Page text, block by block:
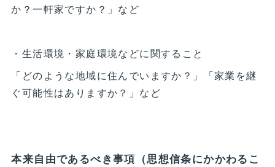
か？一軒家ですか？」など
・生活環境・家庭環境などに関すること
「どのような地域に住んでいますか？」「家業を継
ぐ可能性はありますか？」など
本来自由であるべき事項（思想信条にかかわるこ